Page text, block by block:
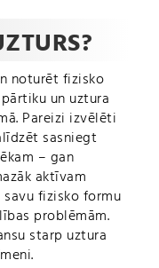
noturēt fizisko
un uztura
Pareizi izvēlēti
sasniegt
– gan
aktīvam
fizisko formu
problēmām.
starp uztura